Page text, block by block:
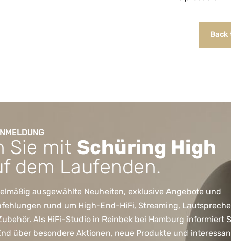
Back
Sie mit Schüring High
dem Laufenden.
ausgewählte Neuheiten, exklusive Angebote und
rund um High-End-HiFi, Streaming,
Als HiFi-Studio in Reinbek bei Hamburg informiert
über besondere Aktionen, neue Produkte und